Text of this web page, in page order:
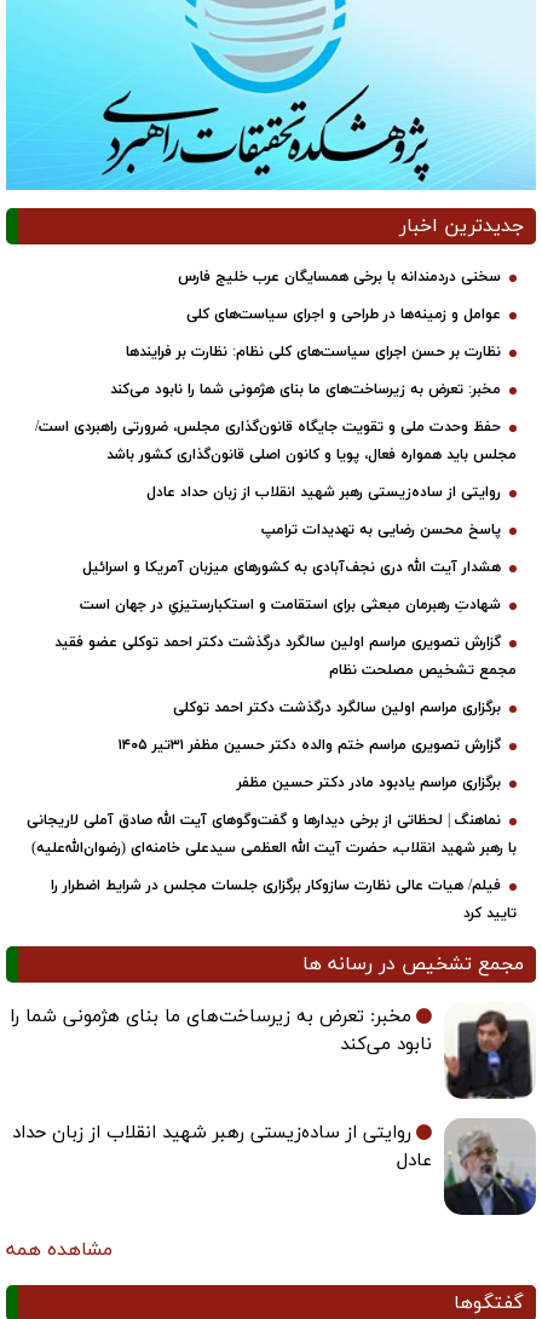
جدیدترین اخبار
سخنی دردمندانه با برخی همسایگان عرب خلیج فارس
عوامل و زمینه‌ها در طراحی و اجرای سیاست‌های کلی
نظارت بر حسن اجرای سیاست‌های کلی نظام: نظارت بر فرایندها
مخبر: تعرض به زیرساخت‌های ما بنای هژمونی شما را نابود می‌کند
حفظ وحدت ملی و تقویت جایگاه قانون‌گذاری مجلس، ضرورتی راهبردی است/
مجلس باید همواره فعال، پویا و کانون اصلی قانون‌گذاری کشور باشد
روایتی از ساده‌زیستی رهبر شهید انقلاب از زبان حداد عادل
پاسخ محسن رضایی به تهدیدات ترامپ
هشدار آیت الله دری نجف‌آبادی به کشورهای میزبان آمریکا و اسرائیل
شهادتِ رهبرمان مبعثی برای استقامت و استکبارستیزیِ در جهان است
گزارش تصویری مراسم اولین سالگرد درگذشت دکتر احمد توکلی عضو فقید
مجمع تشخیص مصلحت نظام
برگزاری مراسم اولین سالگرد درگذشت دکتر احمد توکلی
گزارش تصویری مراسم ختم والده دکتر حسین مظفر ۳۱تیر ۱۴۰۵
برگزاری مراسم یادبود مادر دکتر حسین مظفر
نماهنگ | لحظاتی از برخی دیدارها و گفت‌وگوهای آیت ‌الله صادق آملی لاریجانی
با رهبر شهید انقلاب، حضرت آیت‌ الله العظمی سیدعلی خامنه‌ای (رضوان‌الله‌علیه)
فیلم/ هیات عالی نظارت سازوکار برگزاری جلسات مجلس در شرایط اضطرار را
تایید کرد
مجمع تشخیص در رسانه ها
مخبر: تعرض به زیرساخت‌های ما بنای هژمونی شما را
نابود می‌کند
روایتی از ساده‌زیستی رهبر شهید انقلاب از زبان حداد
عادل
مشاهده همه
گفتگوها